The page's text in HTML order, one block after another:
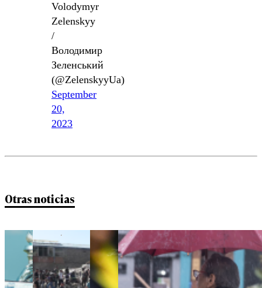
Volodymyr
Zelenskyy
/
Володимир
Зеленський
(@ZelenskyyUa)
September
20,
2023
Otras noticias